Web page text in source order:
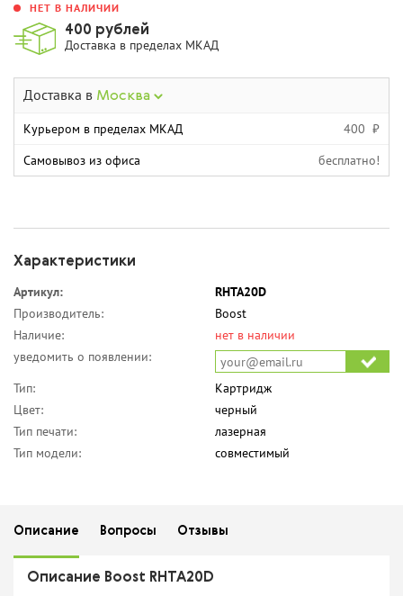
НЕТ В НАЛИЧИИ
400 рублей
Доставка в пределах МКАД
Доставка в Москва
Курьером в пределах МКАД
400 ₽
Самовывоз из офиса
бесплатно!
Характеристики
Артикул:
RHTA20D
Производитель:
Boost
Наличие:
нет в наличии
уведомить о появлении:
Тип:
Картридж
Цвет:
черный
Тип печати:
лазерная
Тип модели:
совместимый
Описание Вопросы Отзывы
Описание Boost RHTA20D